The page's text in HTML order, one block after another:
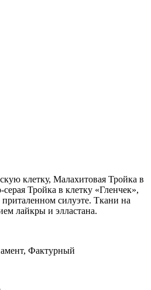
клетку, Малахитовая Тройка в
Тройка в клетку «Гленчек»,
силуэте. Ткани на
лайкры и элластана.
Фактурный